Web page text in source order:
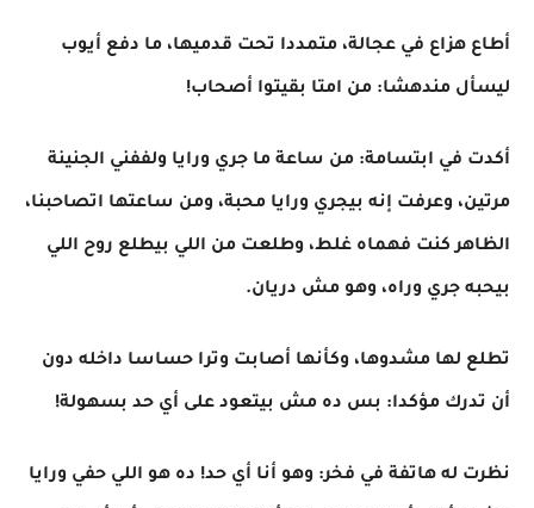
أطاع هزاع في عجالة، متمددا تحت قدميها، ما دفع أيوب
ليسأل مندهشا: من امتا بقيتوا أصحاب!
أكدت في ابتسامة: من ساعة ما جري ورايا ولففني الجنينة
مرتين، وعرفت إنه بيجري ورايا محبة، ومن ساعتها اتصاحبنا،
الظاهر كنت فهماه غلط، وطلعت من اللي بيطلع روح اللي
بيحبه جري وراه، وهو مش دريان.
تطلع لها مشدوها، وكأنها أصابت وترا حساسا داخله دون
أن تدرك مؤكدا: بس ده مش بيتعود على أي حد بسهولة!
نظرت له هاتفة في فخر: وهو أنا أي حد! ده هو اللي حفي ورايا